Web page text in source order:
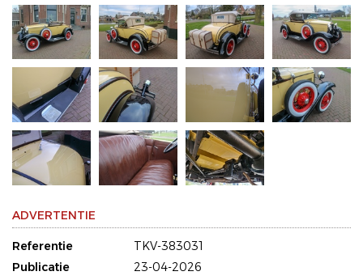
ADVERTENTIE
Referentie
TKV-383031
Publicatie
23-04-2026